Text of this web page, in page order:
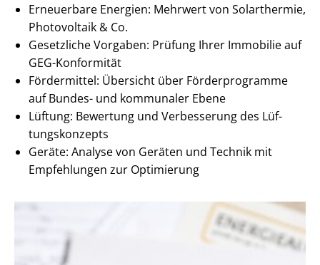
Erneuerbare Energien: Mehrwert von Solarthermie,
Photovoltaik & Co.
Gesetzliche Vorgaben: Prüfung Ihrer Immobilie auf
GEG-Konformität
Fördermittel: Übersicht über Förderprogramme
auf Bundes- und kommunaler Ebene
Lüftung: Bewertung und Verbesserung des Lüf­
tungs­kon­zepts
Geräte: Analyse von Geräten und Technik mit
Empfehlungen zur Optimierung